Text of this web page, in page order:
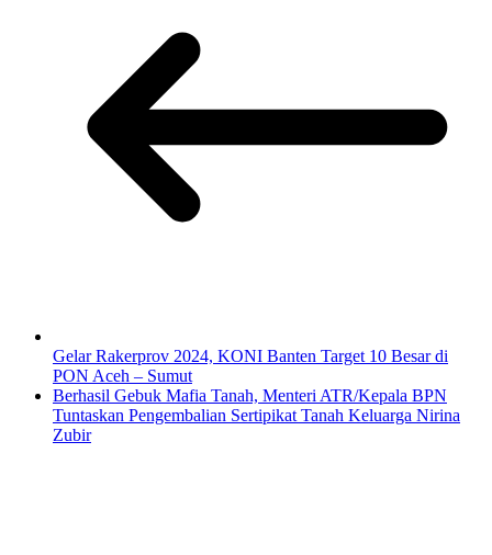
Gelar Rakerprov 2024, KONI Banten Target 10 Besar di
PON Aceh – Sumut
Berhasil Gebuk Mafia Tanah, Menteri ATR/Kepala BPN
Tuntaskan Pengembalian Sertipikat Tanah Keluarga Nirina
Zubir